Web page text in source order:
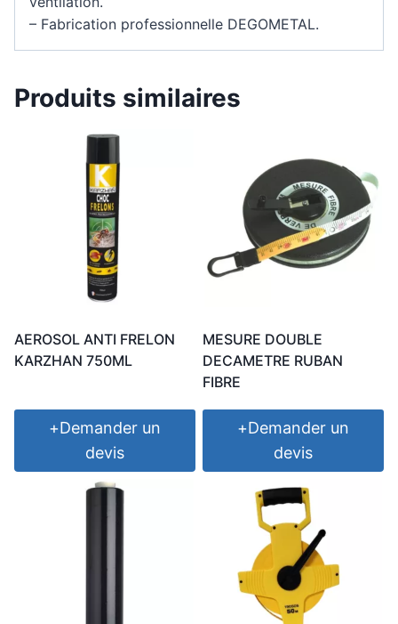
– Fabrication professionnelle DEGOMETAL.
Produits similaires
AEROSOL ANTI FRELON
KARZHAN 750ML
+Demander un
devis
MESURE DOUBLE
DECAMETRE RUBAN
FIBRE
+Demander un
devis